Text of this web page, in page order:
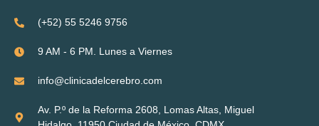
(+52) 55 5246 9756
9 AM - 6 PM. Lunes a Viernes
info@clinicadelcerebro.com
Av. P.º de la Reforma 2608, Lomas Altas, Miguel